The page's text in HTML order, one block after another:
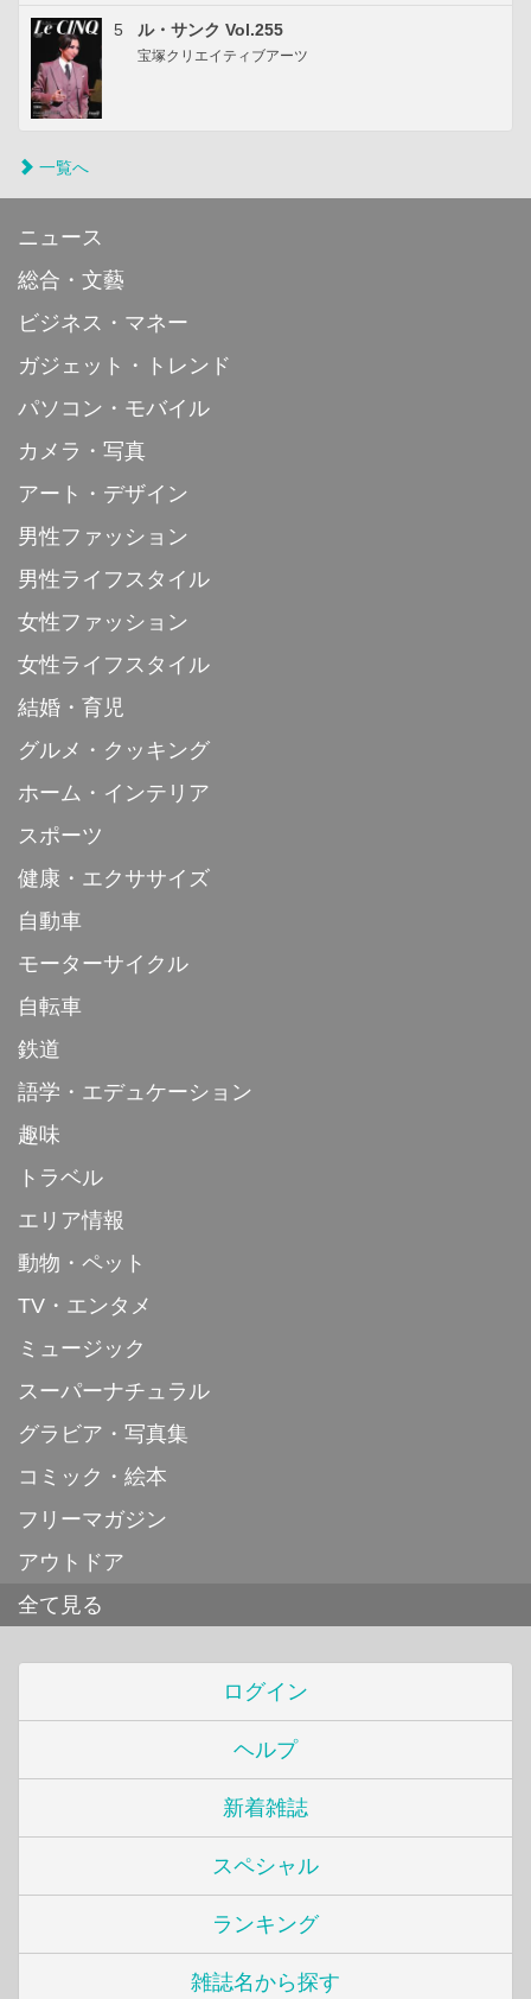
5 ル・サンク Vol.255
宝塚クリエイティブアーツ
一覧へ
ニュース
総合・文藝
ビジネス・マネー
ガジェット・トレンド
パソコン・モバイル
カメラ・写真
アート・デザイン
男性ファッション
男性ライフスタイル
女性ファッション
女性ライフスタイル
結婚・育児
グルメ・クッキング
ホーム・インテリア
スポーツ
健康・エクササイズ
自動車
モーターサイクル
自転車
鉄道
語学・エデュケーション
趣味
トラベル
エリア情報
動物・ペット
TV・エンタメ
ミュージック
スーパーナチュラル
グラビア・写真集
コミック・絵本
フリーマガジン
アウトドア
全て見る
ログイン
ヘルプ
新着雑誌
スペシャル
ランキング
雑誌名から探す